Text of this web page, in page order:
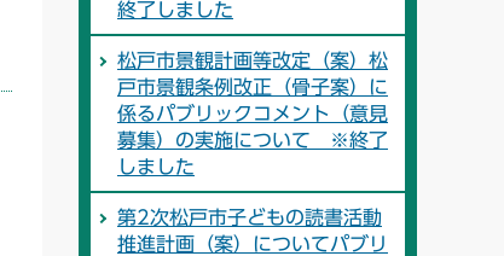
終了しました
松戸市景観計画等改定（案）松
戸市景観条例改正（骨子案）に
係るパブリックコメント（意見
募集）の実施について ※終了
しました
第2次松戸市子どもの読書活動
推進計画（案）についてパブリ